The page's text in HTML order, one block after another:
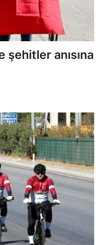
şehitler anısına